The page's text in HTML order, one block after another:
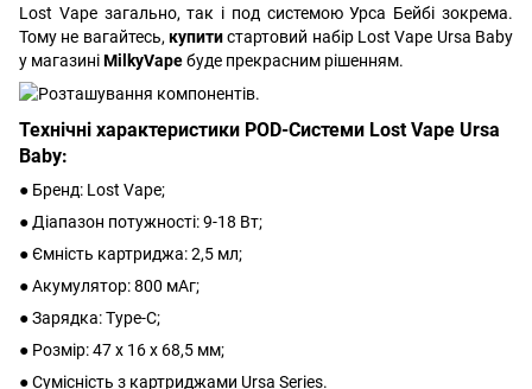
Lost Vape загально, так і под системою Урса Бейбі зокрема.
Тому не вагайтесь, купитистартовий набір Lost Vape Ursa Baby
у магазиніMilkyVapeбуде прекрасним рішенням.
Технічні характеристики POD-Системи Lost Vape Ursa
Baby:
● Бренд: Lost Vape;
● Діапазон потужності: 9-18 Вт;
● Ємність картриджа: 2,5 мл;
● Акумулятор: 800 мАг;
● Зарядка: Type-C;
● Розмір: 47 х 16 х 68,5 мм;
● Сумісність з картриджами Ursa Series.